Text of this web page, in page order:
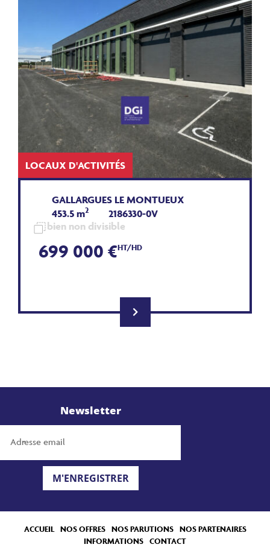
LOCAUX D'ACTIVITÉS
GALLARGUES LE MONTUEUX
453.5 m2
2186330-0V
bien non divisible
699 000 €HT/HD
Newsletter
M'ENREGISTRER
ACCUEIL NOS OFFRES NOS PARUTIONS
NOS PARTENAIRES
INFORMATIONS CONTACT